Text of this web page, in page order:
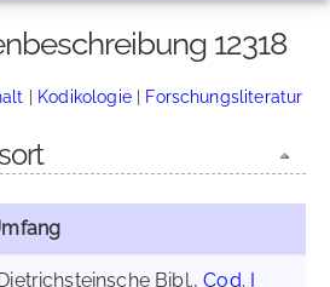
12318
| Kodikologie| Forschungsliteratur
Bibl.,Cod. I